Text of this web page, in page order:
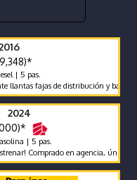
| 5 pas.
fajas de distribución y bateria
2024
| 5 pas.
Comprado en agencia, único